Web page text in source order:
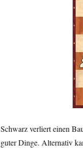
Schwarz verliert einen
guter Dinge. Alternativ